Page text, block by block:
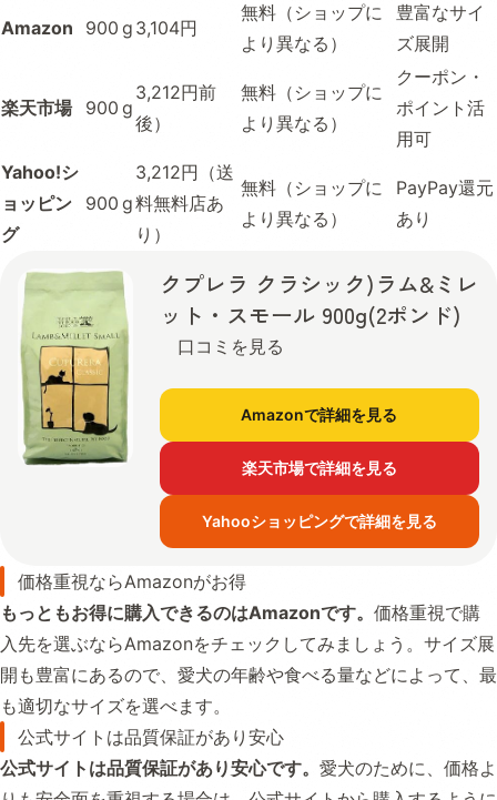
Amazon 900 g 3,104円
無料（ショップに
より異なる）
豊富なサイ
ズ展開
楽天市場 900 g
3,212円前
後）
無料（ショップに
より異なる）
クーポン・
ポイント活
用可
Yahoo!シ
ョッピン
グ
900 g
3,212円（送
料無料店あ
り）
無料（ショップに
より異なる）
PayPay還元
あり
クプレラ クラシック)ラム&ミレ
ット・スモール 900g(2ポンド)
口コミを見る
Amazonで詳細を見る
楽天市場で詳細を見る
Yahooショッピングで詳細を見る
価格重視ならAmazonがお得
もっともお得に購入できるのはAmazonです。 価格重視で購
入先を選ぶならAmazonをチェックしてみましょう。サイズ展
開も豊富にあるので、愛犬の年齢や食べる量などによって、最
も適切なサイズを選べます。
公式サイトは品質保証があり安心
公式サイトは品質保証があり安心です。 愛犬のために、価格よ